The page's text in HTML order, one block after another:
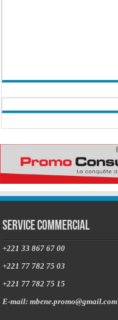
Service commercial
+221 33 867 67 00
+221 77 782 75 03
+221 77 782 75 15
E-mail: mbene.promo@gmail.com